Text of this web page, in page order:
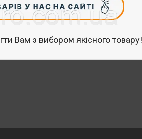
Вам з вибором якісного товару!